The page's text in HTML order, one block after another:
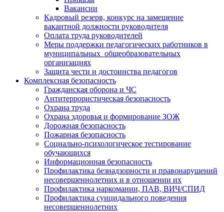
Вакансии
Кадровый резерв, конкурс на замещение
вакантной должности руководителя
Оплата труда руководителей
Меры поддержки педагогических работников в
муниципальных общеобразовательных
организациях
Защита чести и достоинства педагогов
Комплексная безопасность
Гражданская оборона и ЧС
Антитеррористическая безопасность
Охрана труда
Охрана здоровья и формирование ЗОЖ
Дорожная безопасность
Пожарная безопасность
Социально-психологическое тестирование
обучающихся
Информационная безопасность
Профилактика безнадзорности и правонарушений
несовершеннолетних и в отношении их
Профилактика наркомании, ПАВ, ВИЧ/СПИД
Профилактика суицидального поведения
несовершеннолетних